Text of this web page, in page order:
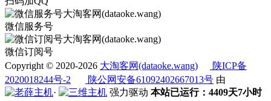
微信服务号
微信订阅号
Copyright © 2020-2026 大淘客网(dataoke.wang)
陕ICP备
2020018244号-2
陕公网安备61092402667013号 由
·
强力驱动 本站已运行：4409天7小时